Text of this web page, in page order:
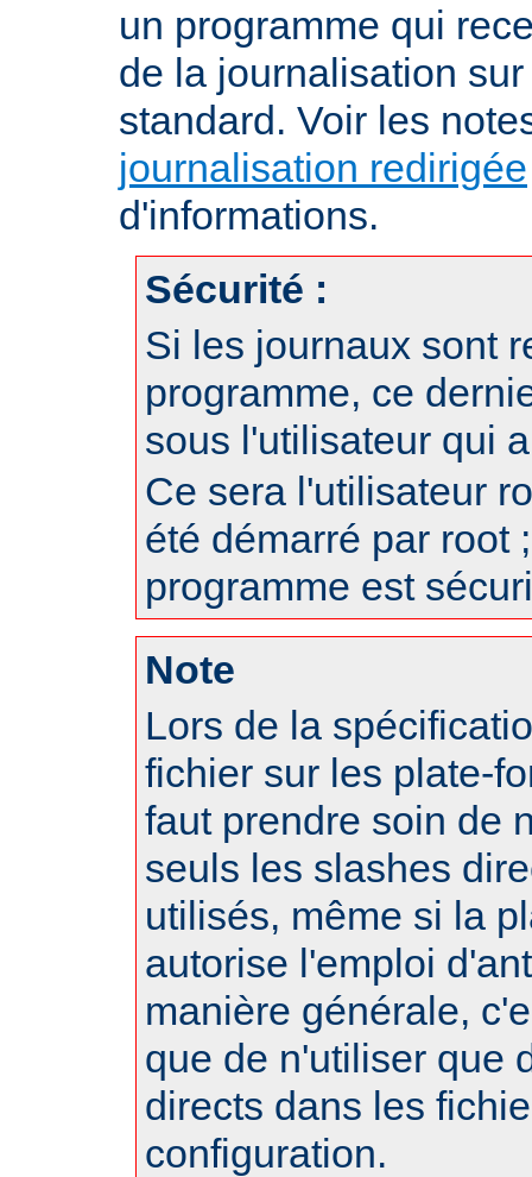
un programme qui
de la journalisation
standard. Voir les
journalisation redirigée
d'informations.
Sécurité :
Si les journaux sont
programme, ce
sous l'utilisateur qui
Ce sera l'utilisateur
été démarré par root
programme est
Note
Lors de la
fichier sur les plate-
faut prendre soin de
seuls les slashes
utilisés, même si la
autorise l'emploi
manière générale,
que de n'utiliser que
directs dans les
configuration.